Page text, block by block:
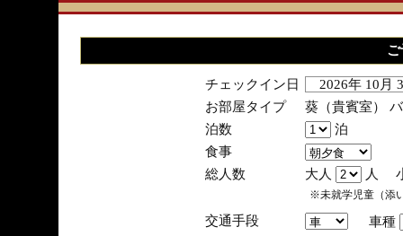
チェックイン日
2026年 10
お部屋タイプ
葵（貴賓室）
泊数
泊
食事
総人数
大人 人
※未就学児童（添
交通手段
車種